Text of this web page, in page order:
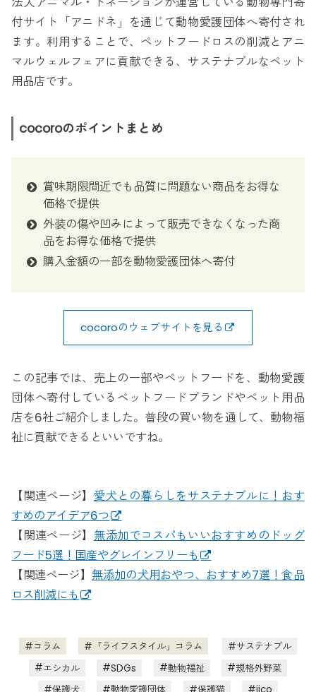
付サイト「アニドネ」を通じて動物愛護団体へ寄付され
ます。利用することで、ペットフードロスの削減とアニ
マルウェルフェアに貢献できる、サステナブルなペット
用品店です。
cocoroのポイントまとめ
賞味期限間近でも品質に問題ない商品をお得な
価格で提供
外装の傷や凹みによって販売できなくなった商
品をお得な価格で提供
購入金額の一部を動物愛護団体へ寄付
cocoroのウェブサイトを見る
この記事では、売上の一部やペットフードを、動物愛護
団体へ寄付しているペットフードブランドやペット用品
店を6社ご紹介しました。普段の買い物を通して、動物福
祉に貢献できるといいですね。
【関連ページ】 愛犬との暮らしをサステナブルに！おす
すめのアイデア6つ
【関連ページ】 無添加でコスパもいいおすすめのドッグ
フード5選！国産やグレインフリーも
【関連ページ】 無添加の犬用おやつ、おすすめ7選！食品
ロス削減にも
コラム 「ライフスタイル」コラム
サステナブル
エシカル
SDGs 動物福祉
規格外野菜